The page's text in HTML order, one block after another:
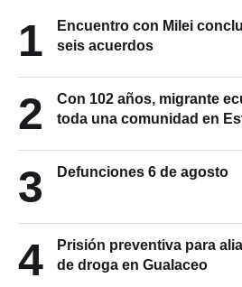
1
Encuentro con Milei
seis acuerdos
2
Con 102 años, migrante
toda una comunidad en
3 Defunciones 6 de agosto
4
Prisión preventiva para
de droga en Gualaceo